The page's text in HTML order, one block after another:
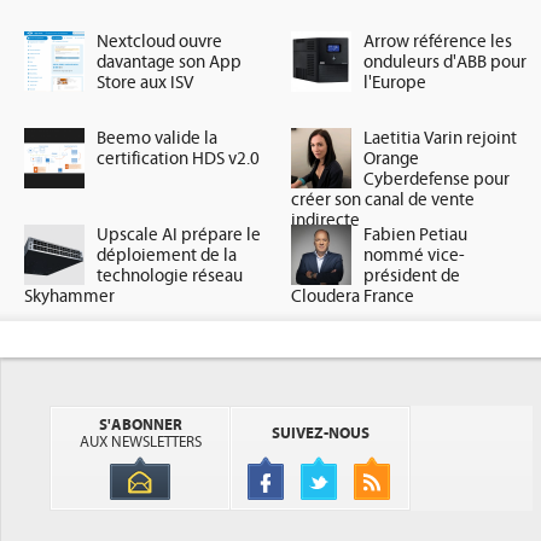
Nextcloud ouvre
davantage son App
Store aux ISV
Arrow référence les
onduleurs d'ABB pour
l'Europe
Beemo valide la
certification HDS v2.0
Laetitia Varin rejoint
Orange
Cyberdefense pour
créer son canal de vente
indirecte
Upscale AI prépare le
déploiement de la
technologie réseau
Skyhammer
Fabien Petiau
nommé vice-
président de
Cloudera France
S'ABONNER
AUX NEWSLETTERS
SUIVEZ-NOUS